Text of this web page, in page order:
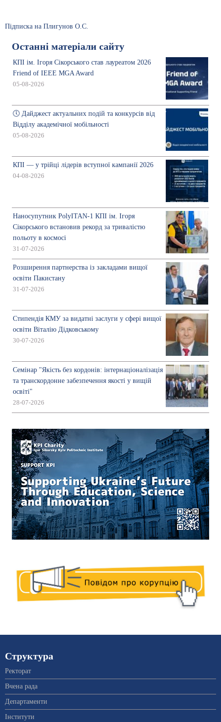
Підписка на Плигунов О.С.
Останні матеріали сайту
КПІ ім. Ігоря Сікорського став лауреатом 2026
Friend of IEEE MGA Award
05-08-2026
🕔 Дайджест актуальних подій та конкурсів від
Відділу академічної мобільності
05-08-2026
КПІ — у трійці лідерів вступної кампанії 2026
04-08-2026
Наносупутник PolyITAN-1 КПІ ім. Ігоря
Сікорського встановив рекорд за тривалістю
польоту в космосі
31-07-2026
Розширення партнерства із закладами вищої
освіти Пакистану
31-07-2026
Стипендія КМУ за видатні заслуги у сфері вищої
освіти Віталію Дідковському
30-07-2026
Семінар "Якість без кордонів: інтернаціоналізація
та транскордонне забезпечення якості у вищій
освіті"
28-07-2026
Структура
Ректорат
Вчена рада
Департаменти
Інститути